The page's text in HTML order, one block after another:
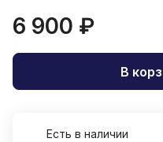
6 900 ₽
В
Есть в наличии